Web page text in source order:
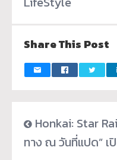
Share This Post
Honkai: Star
ทาง ณ วันที่แปด” เ